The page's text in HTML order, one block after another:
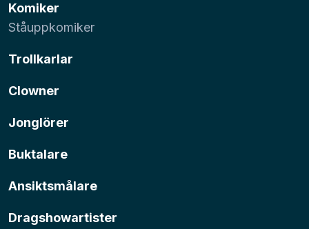
Komiker
Ståuppkomiker
Trollkarlar
Clowner
Jonglörer
Buktalare
Ansiktsmålare
Dragshowartister